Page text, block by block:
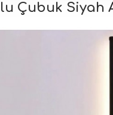
Çubuk Siyah